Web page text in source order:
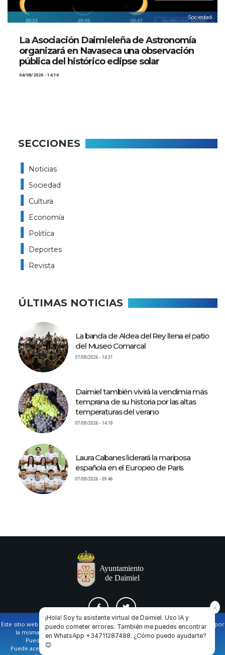
Sociedad
La Asociación Daimieleña de Astronomía
organizará en Navaseca una observación
pública del histórico eclipse solar
04/08/2026 - 14:16
SECCIONES
Noticias
Sociedad
Cultura
Economía
Politíca
Deportes
Revista
ÚLTIMAS NOTICIAS
La banda de Aldea del Rey llena el patio
del Museo Comarcal
07/08/2026 - 14:31
Daimiel también vivirá la vendimia más
temprana de su historia por las altas
temperaturas del verano
07/08/2026 - 14:18
Laura Cabanes liderará la mariposa
española en el Europeo de París
07/08/2026 - 09:46
AVISO LEGAL Y POLÍTICA DE PRIVACIDAD COOKIES CONTACTO
Este sitio web utiliza cookies propias y de terceros para facilitar la navegación por
la misma y obtener datos estadísticos de la navegación de los usuarios.
Puede obtener más información en nuestrapolítica de cookies
Puede aceptar todas las cookies pulsando en el botón de “Aceptar”, o bien
¡Hola! Soy tu asistente virtual de Daimiel. Uso IA y
puedo cometer errores. También me puedes encontrar
en WhatsApp +34711287488. ¿Cómo puedo ayudarte?
😊